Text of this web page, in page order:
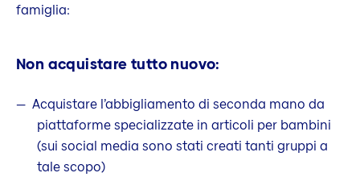
famiglia:
Non acquistare tutto nuovo:
Acquistare l’abbigliamento di seconda mano da
piattaforme specializzate in articoli per bambini
(sui social media sono stati creati tanti gruppi a
tale scopo)